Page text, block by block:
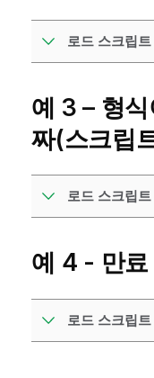
로드 스크립
예 3 – 형
짜(스크립
로드 스크립
예 4 - 만료
로드 스크립